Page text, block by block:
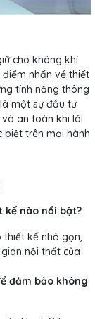
cho không khí
nhấn về thiết
tính năng thông
một sự đầu tư
an toàn khi lái
biệt trên mọi hành
kế nào nổi bật?
kế nhỏ gọn,
nội thất của
đảm bảo không